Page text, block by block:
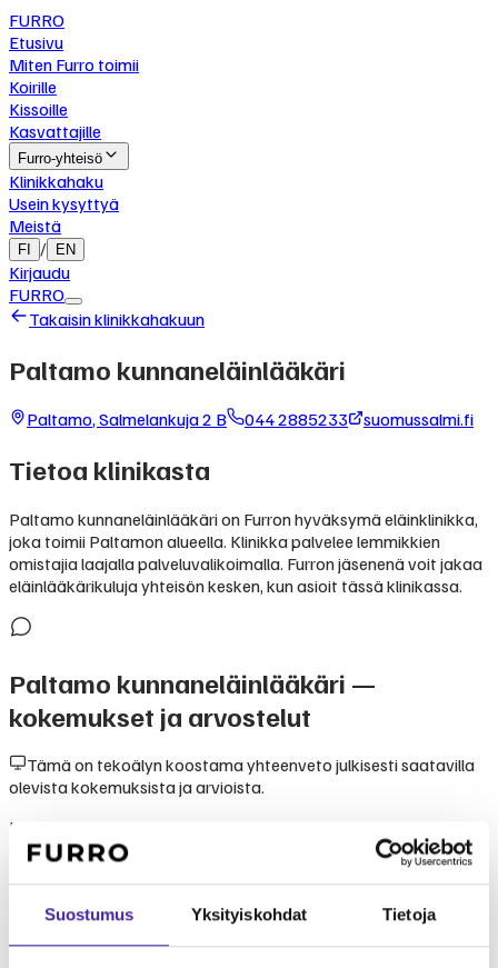
Suostumus Yksityiskohdat Tietoja
FURRO
Etusivu
Miten Furro toimii
Koirille
Kissoille
Kasvattajille
Furro-yhteisö
Klinikkahaku
Usein kysyttyä
Meistä
FI / EN
Kirjaudu
FURRO
Takaisin klinikkahakuun
Paltamo kunnaneläinlääkäri
Paltamo, Salmelankuja 2 B 044 2885233 suomussalmi.fi
Tietoa klinikasta
Paltamo kunnaneläinlääkäri on Furron hyväksymä eläinklinikka,
joka toimii Paltamon alueella. Klinikka palvelee lemmikkien
omistajia laajalla palveluvalikoimalla. Furron jäsenenä voit jakaa
eläinlääkärikuluja yhteisön kesken, kun asioit tässä klinikassa.
Paltamo kunnaneläinlääkäri —
kokemukset ja arvostelut
Tämä on tekoälyn koostama yhteenveto julkisesti saatavilla
olevista kokemuksista ja arvioista.
Kokemukset klinikasta Paltamo kunnaneläinlääkäri perustuvat
lemmikinomistajien kertomuksiin. Klinikka tunnetaan
ammattitaitoisesta ja välittävästä palvelusta. Furron
valinta lemmikkisi hoitoon.